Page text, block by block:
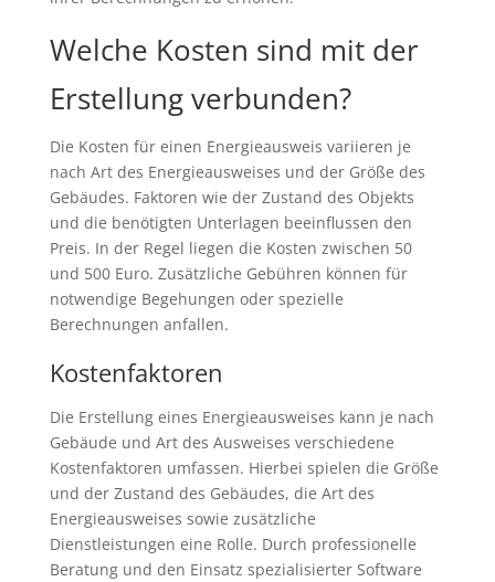
Welche Kosten sind mit der
Erstellung verbunden?
Die Kosten für einen Energieausweis variieren je
nach Art des Energieausweises und der Größe des
Gebäudes. Faktoren wie der Zustand des Objekts
und die benötigten Unterlagen beeinflussen den
Preis. In der Regel liegen die Kosten zwischen 50
und 500 Euro. Zusätzliche Gebühren können für
notwendige Begehungen oder spezielle
Berechnungen anfallen.
Kostenfaktoren
Die Erstellung eines Energieausweises kann je nach
Gebäude und Art des Ausweises verschiedene
Kostenfaktoren umfassen. Hierbei spielen die Größe
und der Zustand des Gebäudes, die Art des
Energieausweises sowie zusätzliche
Dienstleistungen eine Rolle. Durch professionelle
Beratung und den Einsatz spezialisierter Software